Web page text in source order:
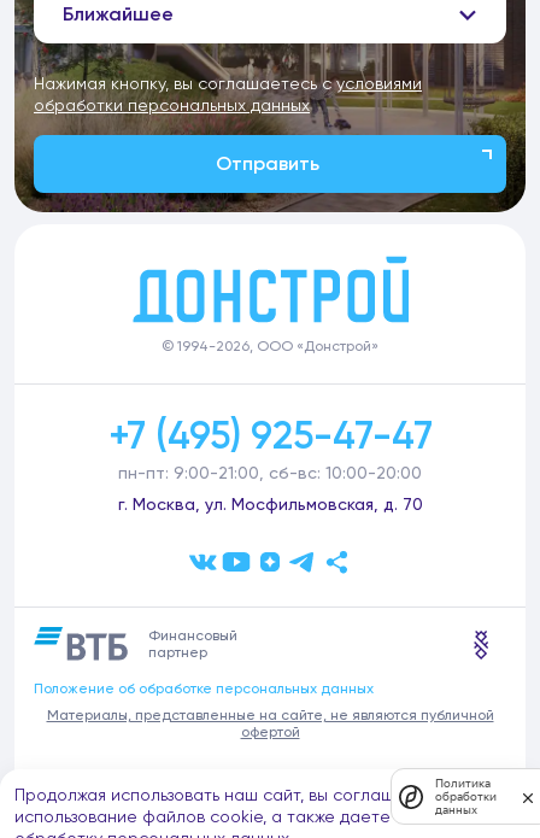
Ближайшее
Нажимая кнопку, вы соглашаетесь сусловиями
обработки персональных данных
Отправить
© 1994-2026, ООО «Донстрой»
+7 (495) 925-47-47
пн-пт: 9:00-21:00, сб-вс: 10:00-20:00
г. Москва, ул. Мосфильмовская, д. 70
Финансовый
партнер
Положение об обработке персональных данных
Материалы, представленные на сайте, не являются публичной
офертой
В связи с участившимися случаями предложений частных услуг от
имени компании Донстрой (проведения ремонтов, продажи
отделочных материалов и т.п.), обращаем внимание на то, что
компания Донстрой не оказывает таких услуг, не имеет
Продолжая использовать наш сайт, вы соглашаетесь на
использование файлов cookie, а также даете согласие на
Политика
обработки
данных